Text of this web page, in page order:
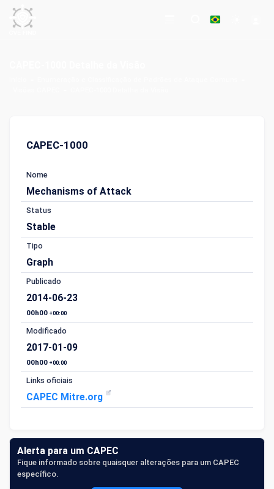
CAPEC-1000
Nome
Mechanisms of Attack
Status
Stable
Tipo
Graph
Publicado
2014-06-23
00h00 +00:00
Modificado
2017-01-09
00h00 +00:00
Links oficiais
CAPEC Mitre.org
Alerta para um CAPEC
Fique informado sobre quaisquer alterações para um CAPEC
específico.